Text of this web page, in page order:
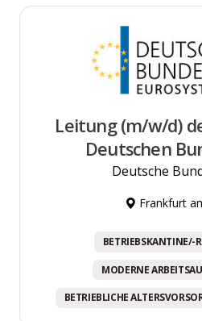
Leitung (m/w/d)
Deutschen
Deutsche
Frankfurt
BETRIEBSKANTINE/-
MODERNE
BETRIEBLICHE